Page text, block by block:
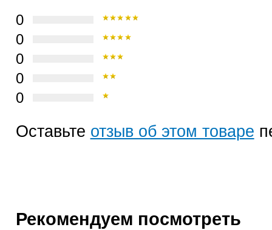
0
0
0
0
0
Оставьте отзыв об этом товаре
Рекомендуем посмотреть